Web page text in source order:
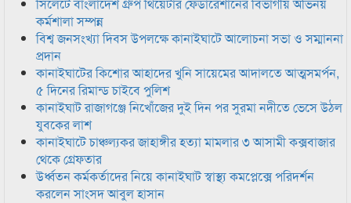
কর্মশালা সম্পন্ন
বিশ্ব জনসংখ্যা দিবস উপলক্ষে কানাইঘাটে আলোচনা সভা ও সম্মাননা
প্রদান
কানাইঘাটের কিশোর আহাদের খুনি সায়েমের আদালতে আত্মসমর্পন,
৫ দিনের রিমান্ড চাইবে পুলিশ
কানাইঘাট রাজাগঞ্জে নিখোঁজের দুই দিন পর সুরমা নদীতে ভেসে উঠল
যুবকের লাশ
কানাইঘাটে চাঞ্চল্যকর জাহাঙ্গীর হত্যা মামলার ৩ আসামী কক্সবাজার
থেকে গ্রেফতার
উর্ধ্বতন কর্মকর্তাদের নিয়ে কানাইঘাট স্বাস্থ্য কমপ্লেক্সে পরিদর্শন
করলেন সাংসদ আবুল হাসান